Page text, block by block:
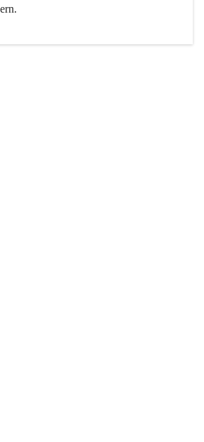
heute nicht mehr, ist aber integrativer